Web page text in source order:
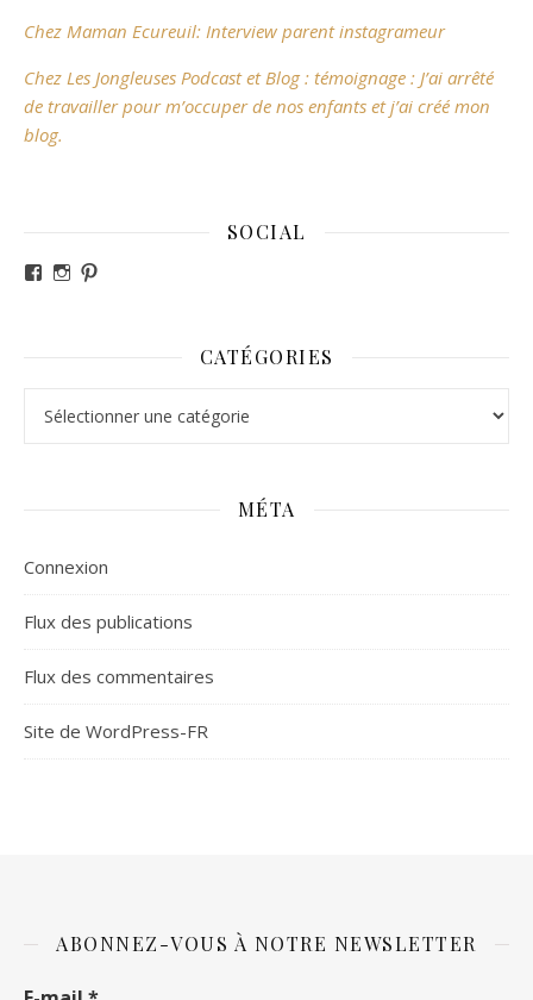
Chez Maman Ecureuil: Interview parent instagrameur
Chez Les Jongleuses Podcast et Blog : témoignage : J’ai arrêté
de travailler pour m’occuper de nos enfants et j’ai créé mon
blog.
SOCIAL
Voir le profil de revesdefripouilles sur Facebook
Voir le profil de claire_revesdefripouilles sur
CATÉGORIES
MÉTA
Connexion
Flux des publications
Flux des commentaires
Site de WordPress-FR
ABONNEZ-VOUS À NOTRE NEWSLETTER